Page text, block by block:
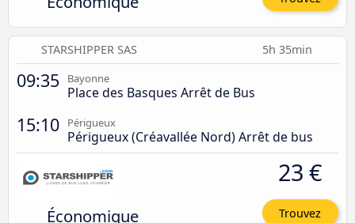
STARSHIPPER SAS 5h 35min
09:35 Bayonne
Place des Basques Arrêt de Bus
15:10 Périgueux
Périgueux (Créavallée Nord) Arrêt de bus
Économique
23 €
Trouvez